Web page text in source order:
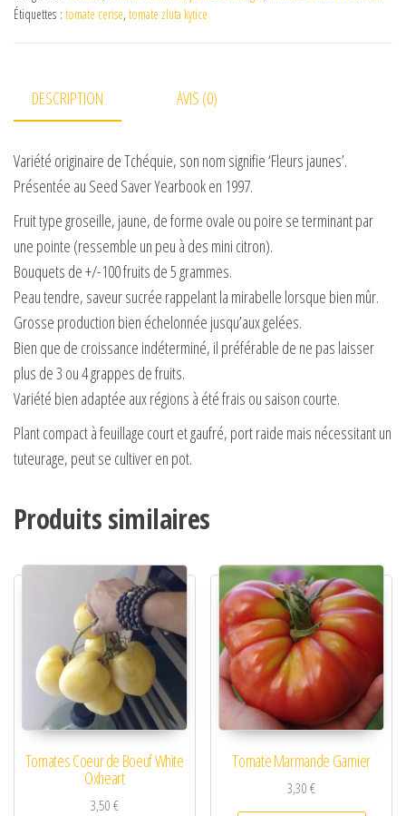
Étiquettes : tomate cerise, tomate zluta kytice
DESCRIPTION AVIS (0)
Variété originaire de Tchéquie, son nom signifie ‘Fleurs jaunes’.
Présentée au Seed Saver Yearbook en 1997.
Fruit type groseille, jaune, de forme ovale ou poire se terminant par
une pointe (ressemble un peu à des mini citron).
Bouquets de +/-100 fruits de 5 grammes.
Peau tendre, saveur sucrée rappelant la mirabelle lorsque bien mûr.
Grosse production bien échelonnée jusqu’aux gelées.
Bien que de croissance indéterminé, il préférable de ne pas laisser
plus de 3 ou 4 grappes de fruits.
Variété bien adaptée aux régions à été frais ou saison courte.
Plant compact à feuillage court et gaufré, port raide mais nécessitant un
tuteurage, peut se cultiver en pot.
Produits similaires
Tomates Coeur de Boeuf White
Oxheart
3,50€
Tomate Marmande Garnier
3,30€